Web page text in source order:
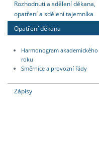
Rozhodnutí a sdělení děkana,
opatření a sdělení tajemníka
Opatření děkana
Harmonogram akademického
roku
Směrnice a provozní řády
Zápisy